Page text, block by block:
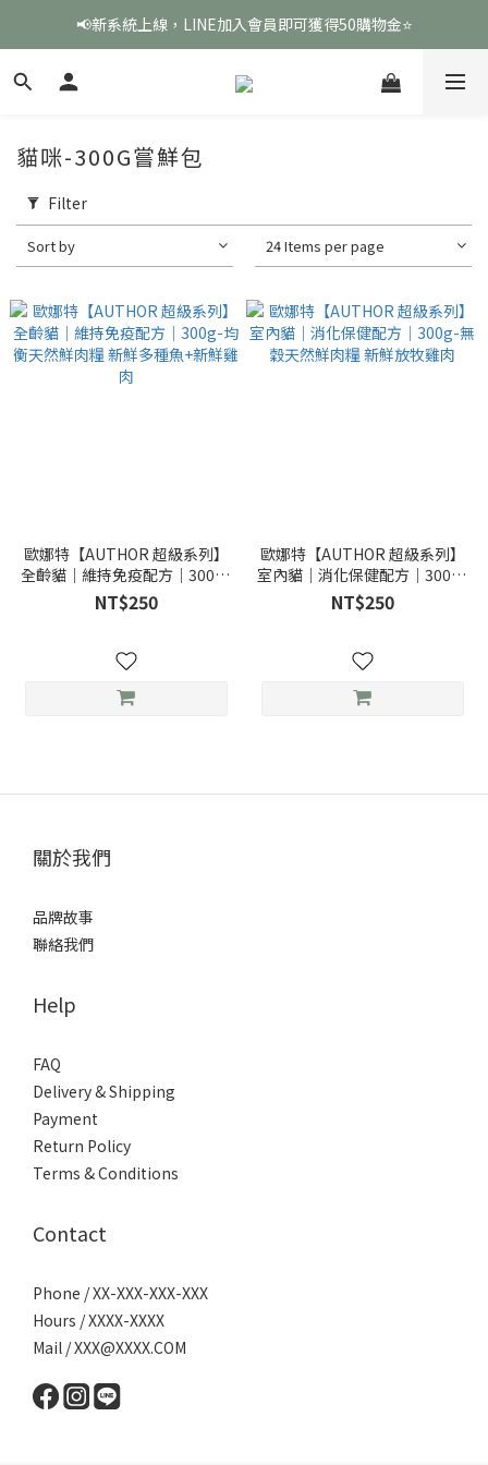
📢新系統上線，LINE加入會員即可獲得50購物金⭐
貓咪-300G嘗鮮包
Filter
Sort by 24 Items per page
歐娜特【AUTHOR 超級系列】
全齡貓｜維持免疫配方｜300g-
均衡天然鮮肉糧 新鮮多種魚+新
鮮雞肉
NT$250
歐娜特【AUTHOR 超級系列】
室內貓｜消化保健配方｜300g-
無穀天然鮮肉糧 新鮮放牧雞肉
NT$250
關於我們
品牌故事
聯絡我們
Help
FAQ
Delivery & Shipping
Payment
Return Policy
Terms & Conditions
Contact
Phone / XX-XXX-XXX-XXX
Hours / XXXX-XXXX
Mail / XXX@XXXX.COM